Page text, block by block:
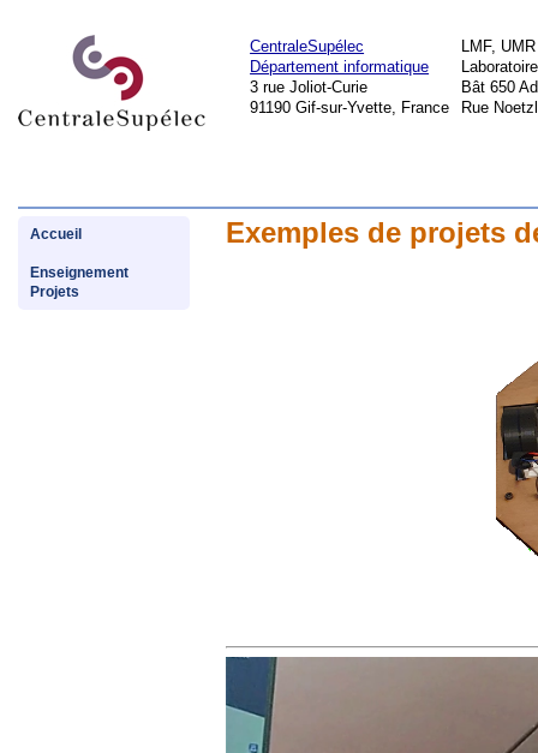
CentraleSupélec
LMF,
Département informatique
3 rue Joliot-Curie
Bât 650
91190 Gif-sur-Yvette, France
Rue
Accueil
Enseignement
Projets
Exemples de projets